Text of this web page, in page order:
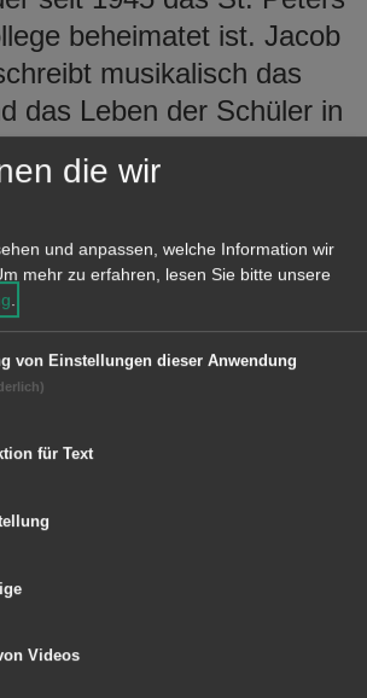
beheimatet ist. Jacob
musikalisch das
das Leben der Schüler in
Wim Stalman das
oh ihr Gläubigen“ in
Art. Mit einer
Jan de Haan über das
Zion“, Carl Wittrocks
„Lobet den Herren“,
von Leonhard
„Mary’s Boy Child“
sowie Frank
they know it’s
das Städtische
Publikum für die
einstimmen.
die wir
und anpassen, welche Information wir
mehr zu erfahren, lesen Sie bitte unsere
.
von Einstellungen dieser Anwendung
für Text
Videos